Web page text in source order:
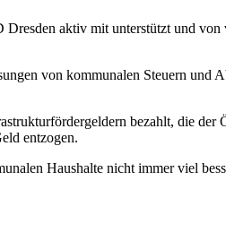
aktiv mit unterstützt und
von kommunalen Steuern und
bezahlt, die
entzogen.
Haushalte nicht immer viel